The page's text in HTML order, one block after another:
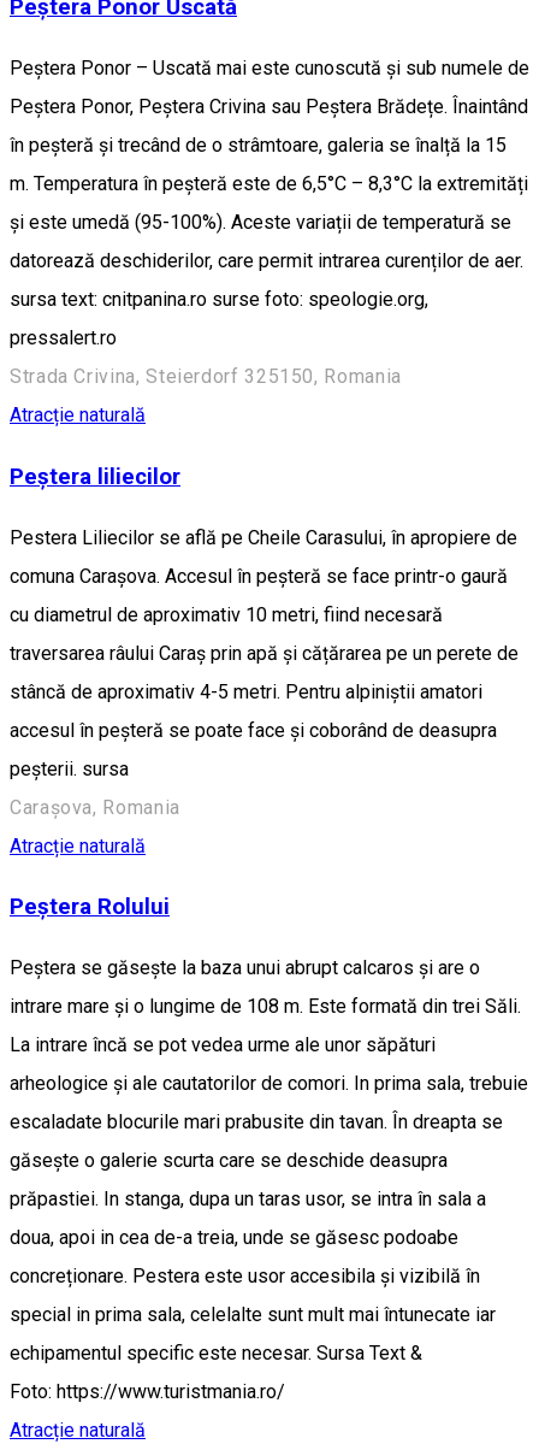
Peștera Ponor Uscată
Peștera Ponor – Uscată mai este cunoscută și sub numele de
Peștera Ponor, Peștera Crivina sau Peștera Brădețe. Înaintând
în peșteră și trecând de o strâmtoare, galeria se înalță la 15
m. Temperatura în peșteră este de 6,5°C – 8,3°C la extremități
și este umedă (95-100%). Aceste variații de temperatură se
datorează deschiderilor, care permit intrarea curenților de aer.
sursa text: cnitpanina.ro surse foto: speologie.org,
pressalert.ro
Strada Crivina, Steierdorf 325150, Romania
Atracție naturală
Peștera liliecilor
Pestera Liliecilor se află pe Cheile Carasului, în apropiere de
comuna Carașova. Accesul în peșteră se face printr-o gaură
cu diametrul de aproximativ 10 metri, fiind necesară
traversarea râului Caraș prin apă și cățărarea pe un perete de
stâncă de aproximativ 4-5 metri. Pentru alpiniștii amatori
accesul în peșteră se poate face și coborând de deasupra
peșterii. sursa
Carașova, Romania
Atracție naturală
Peștera Rolului
Peștera se găsește la baza unui abrupt calcaros și are o
intrare mare și o lungime de 108 m. Este formată din trei Săli.
La intrare încă se pot vedea urme ale unor săpături
arheologice și ale cautatorilor de comori. In prima sala, trebuie
escaladate blocurile mari prabusite din tavan. În dreapta se
găsește o galerie scurta care se deschide deasupra
prăpastiei. In stanga, dupa un taras usor, se intra în sala a
doua, apoi in cea de-a treia, unde se găsesc podoabe
concreționare. Pestera este usor accesibila și vizibilă în
special in prima sala, celelalte sunt mult mai întunecate iar
echipamentul specific este necesar. Sursa Text &
Foto: https://www.turistmania.ro/
Atracție naturală